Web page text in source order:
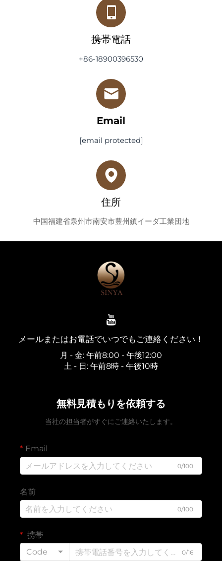
携帯電話
+86-18900396530
Email
[email protected]
住所
中国福建省泉州市南安市豊州鎮イーダ工業団地
メールまたはお電話でいつでもご連絡ください！
月 - 金: 午前8:00 - 午後12:00
土 - 日: 午前8時 - 午後10時
無料見積もりを依頼する
当社の担当者がすぐにご連絡いたします。
Email
0/100
名前
0/100
携帯
Code
0/16